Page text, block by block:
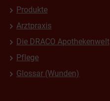
Produkte
Arztpraxis
Die DRACO Apothekenwelt
Pflege
Glossar (Wunden)